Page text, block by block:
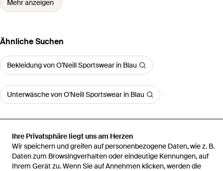
Ihre Privatsphäre liegt uns am Herzen
Wir speichern und greifen auf personenbezogene Daten, wie z. B.
Daten zum Browsingverhalten oder eindeutige Kennungen, auf
Ihrem Gerät zu. Wenn Sie auf Annehmen klicken, werden die
Mehr anzeigen
Ähnliche Suchen
Bekleidung von O'Neill Sportswear in Blau
Unterwäsche von O'Neill Sportswear in Blau
Startseite Herren Unterwäsche Herren Boxershort Plain 6Er Pack